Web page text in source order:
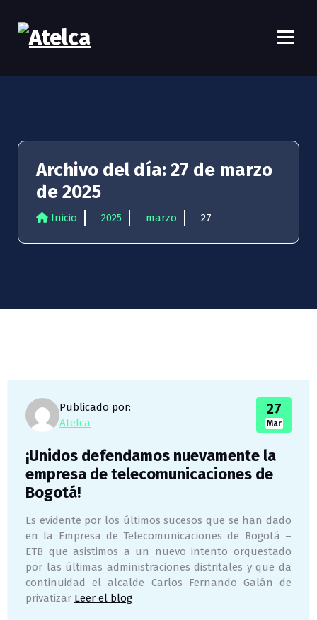
Archivo del día: 27 de marzo
de 2025
Inicio 2025 marzo 27
Publicado por:
Atelca
27
Mar
¡Unidos defendamos nuevamente la
empresa de telecomunicaciones de
Bogotá!
Es evidente por los últimos sucesos que se han dado
en la Empresa de Telecomunicaciones de Bogotá –
ETB que asistimos a un nuevo intento orquestado
por las últimas administraciones distritales y que da
continuidad el alcalde Carlos Fernando Galán de
privatizar Leer el blog